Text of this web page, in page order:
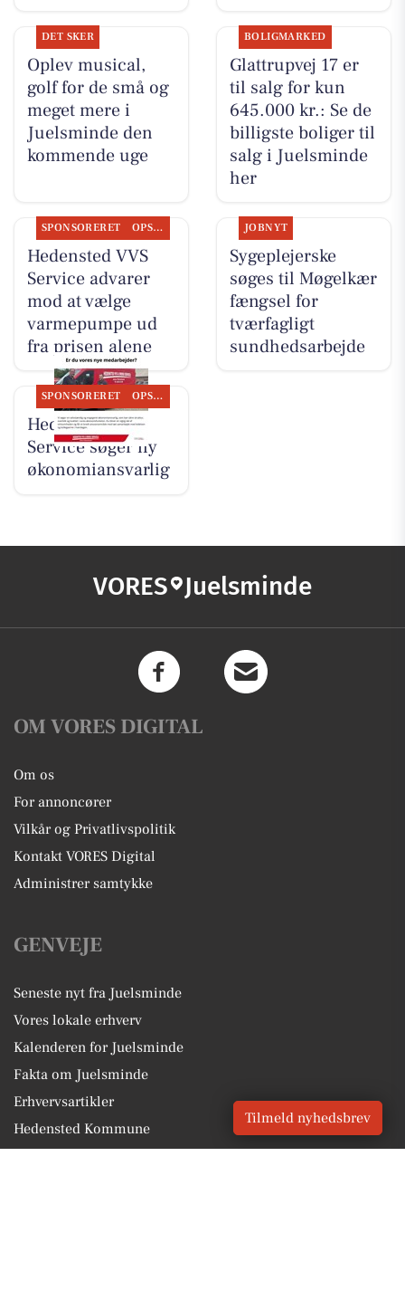
DET SKER
Oplev musical,
golf for de små og
meget mere i
Juelsminde den
kommende uge
BOLIGMARKED
Glattrupvej 17 er
til salg for kun
645.000 kr.: Se de
billigste boliger til
salg i Juelsminde
her
SPONSORERET OPSLAGSTAVLEN
Hedensted VVS
Service advarer
mod at vælge
varmepumpe ud
fra prisen alene
JOBNYT
Sygeplejerske
søges til Møgelkær
fængsel for
tværfagligt
sundhedsarbejde
SPONSORERET OPSLAGSTAVLEN
Hedensted VVS
Service søger ny
økonomiansvarlig
VORES Juelsminde
OM VORES DIGITAL
Om os
For annoncører
Vilkår og Privatlivspolitik
Kontakt VORES Digital
Administrer samtykke
GENVEJE
Seneste nyt fra Juelsminde
Vores lokale erhverv
Kalenderen for Juelsminde
Fakta om Juelsminde
Erhvervsartikler
Hedensted Kommune
Tilmeld nyhedsbrev